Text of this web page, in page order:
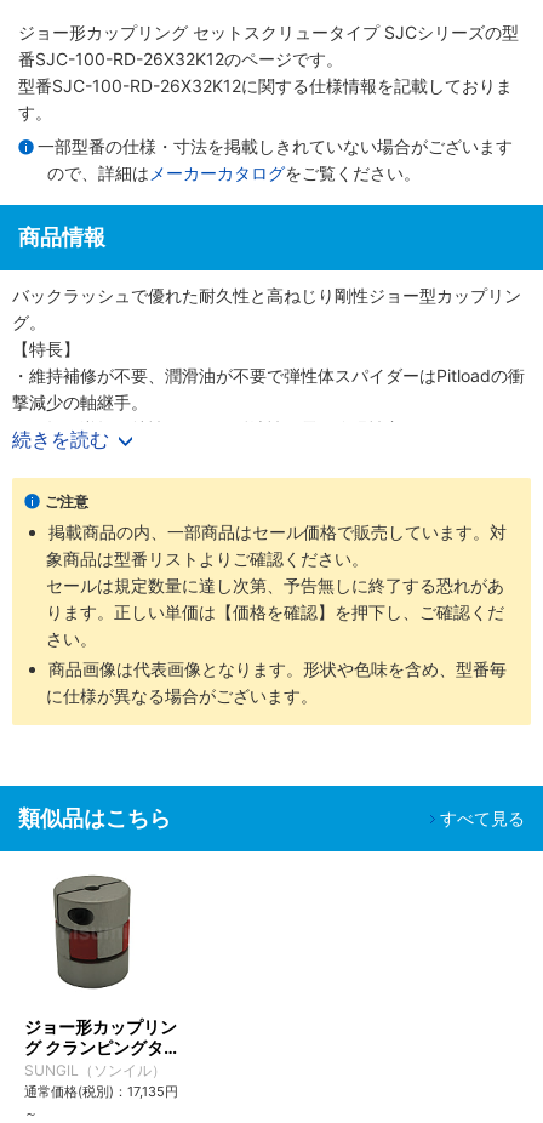
ジョー形カップリング セットスクリュータイプ SJCシリーズの型
番SJC-100-RD-26X32K12のページです。
型番SJC-100-RD-26X32K12に関する仕様情報を記載しておりま
す。
一部型番の仕様・寸法を掲載しきれていない場合がございます
ので、詳細は メーカーカタログをご覧ください。
商品情報
バックラッシュで優れた耐久性と高ねじり剛性ジョー型カップリン
グ。
【特長】
・維持補修が不要、潤滑油が不要で弾性体スパイダーはPitloadの衝
撃減少の軸継手。
・正転／逆転の特性が同一で耐油性、電気絶縁性良。
・ハブ内径ホール加工によってバランシングを最適化。
【用途】
・伝動機器、位置制御・ポジショニングテーブル、ロボットシステ
ム、医療機器、サーボモーターに最適。
続きを読む
ご注意
掲載商品の内、一部商品はセール価格で販売しています。対
象商品は型番リストよりご確認ください。
セールは規定数量に達し次第、予告無しに終了する恐れがあ
ります。正しい単価は【価格を確認】を押下し、ご確認くだ
さい。
商品画像は代表画像となります。形状や色味を含め、型番毎
に仕様が異なる場合がございます。
類似品はこちら すべて見る
ジョー形カップリン
グ クランピングタイ
プ SJC・SJCA・
SJCB
SUNGIL（ソンイル）
通常価格(税別)： 17,135円
～